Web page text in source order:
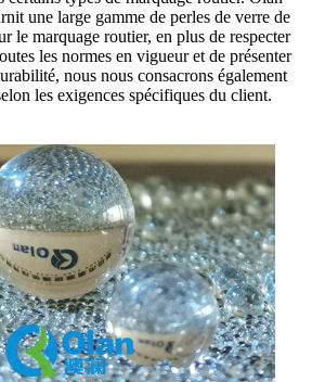
une large gamme de perles de verre de
le marquage routier, en plus de respecter
les normes en vigueur et de présenter
nous nous consacrons également
les exigences spécifiques du client.